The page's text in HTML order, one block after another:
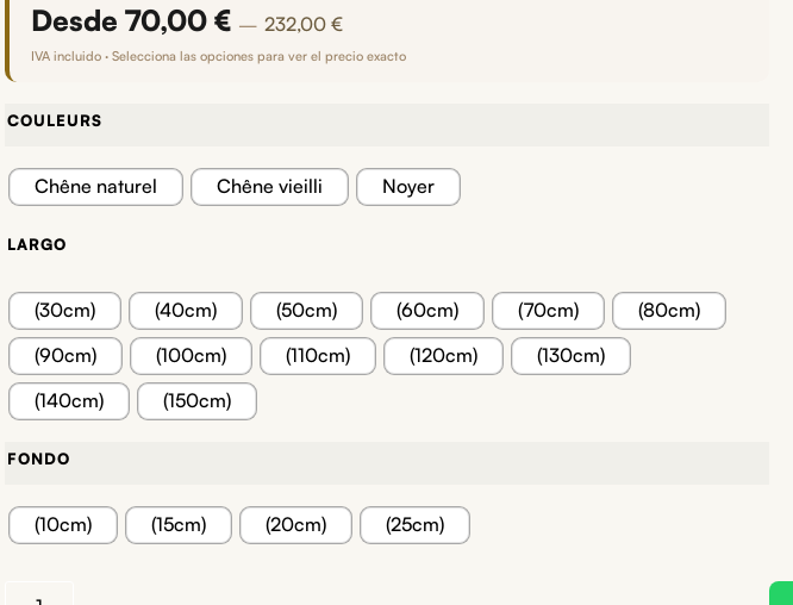
Desde 70,00 € — 232,00 €
IVA incluido · Selecciona las opciones para ver el precio exacto
COULEURS
Chêne naturel Chêne vieilli Noyer
LARGO
(30cm) (40cm) (50cm) (60cm) (70cm)
(80cm)
(90cm)
(100cm) (110cm) (120cm)
(130cm)
(140cm)
(150cm)
FONDO
(10cm) (15cm) (20cm) (25cm)